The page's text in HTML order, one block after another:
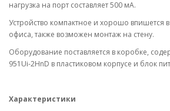
нагрузка на порт составляет 500 мА.
Устройство компактное и хорошо впишется
офиса, также возможен монтаж на стену.
Оборудование поставляется в коробке,
951Ui-2HnD в пластиковом корпусе и блок
Характеристики